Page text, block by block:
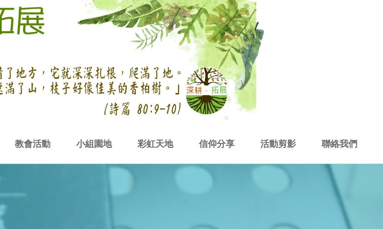
教會活動 小組園地 彩虹天地 信仰分享 活動剪影 聯絡我們